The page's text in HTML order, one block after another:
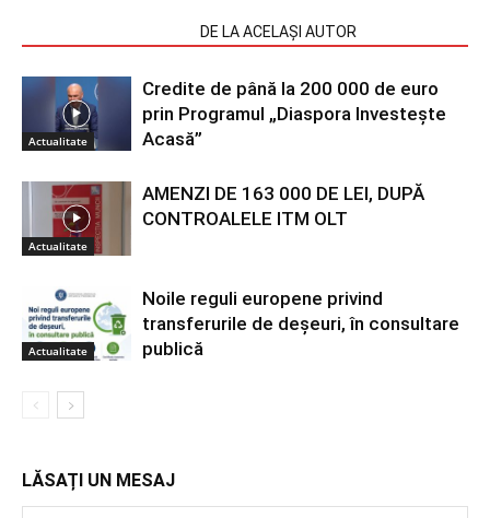
DE LA ACELAȘI AUTOR
Actualitate
Credite de până la 200 000 de euro
prin Programul „Diaspora Investește
Acasă”
Actualitate
AMENZI DE 163 000 DE LEI, DUPĂ
CONTROALELE ITM OLT
Actualitate
Noile reguli europene privind
transferurile de deșeuri, în consultare
publică
LĂSAȚI UN MESAJ